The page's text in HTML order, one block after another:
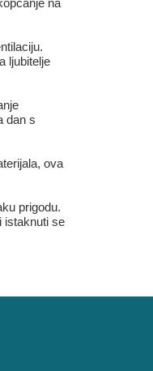
na
ljubitelje
dan s
ova
prigodu.
istaknuti se